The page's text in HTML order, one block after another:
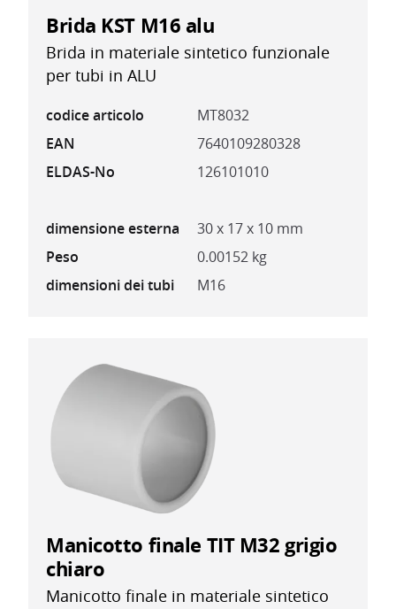
Brida KST M16 alu
Brida in materiale sintetico funzionale
per tubi in ALU
codice articolo
MT8032
EAN
7640109280328
ELDAS-No
126101010
dimensione esterna
30 x 17 x 10 mm
Peso
0.00152 kg
dimensioni dei tubi
M16
Manicotto finale TIT M32 grigio
chiaro
Manicotto finale in materiale sintetico